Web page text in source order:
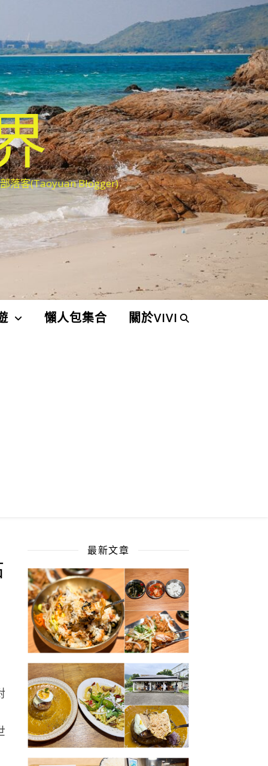
落客(Taoyuan Blogger)
懶人包集合 關於VIVI
最新文章